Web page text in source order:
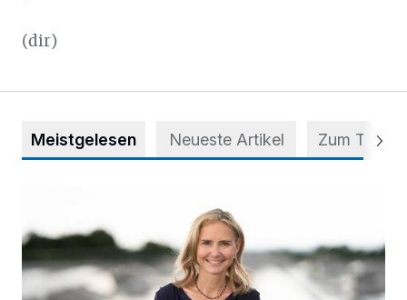
(dir)
Meistgelesen Neueste Artikel Zum Thema